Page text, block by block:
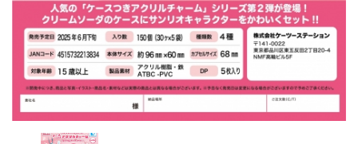
よくあるご質問
ご利用ガイド